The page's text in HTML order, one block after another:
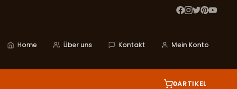
Home Über uns Kontakt Mein Konto
0ARTIKEL